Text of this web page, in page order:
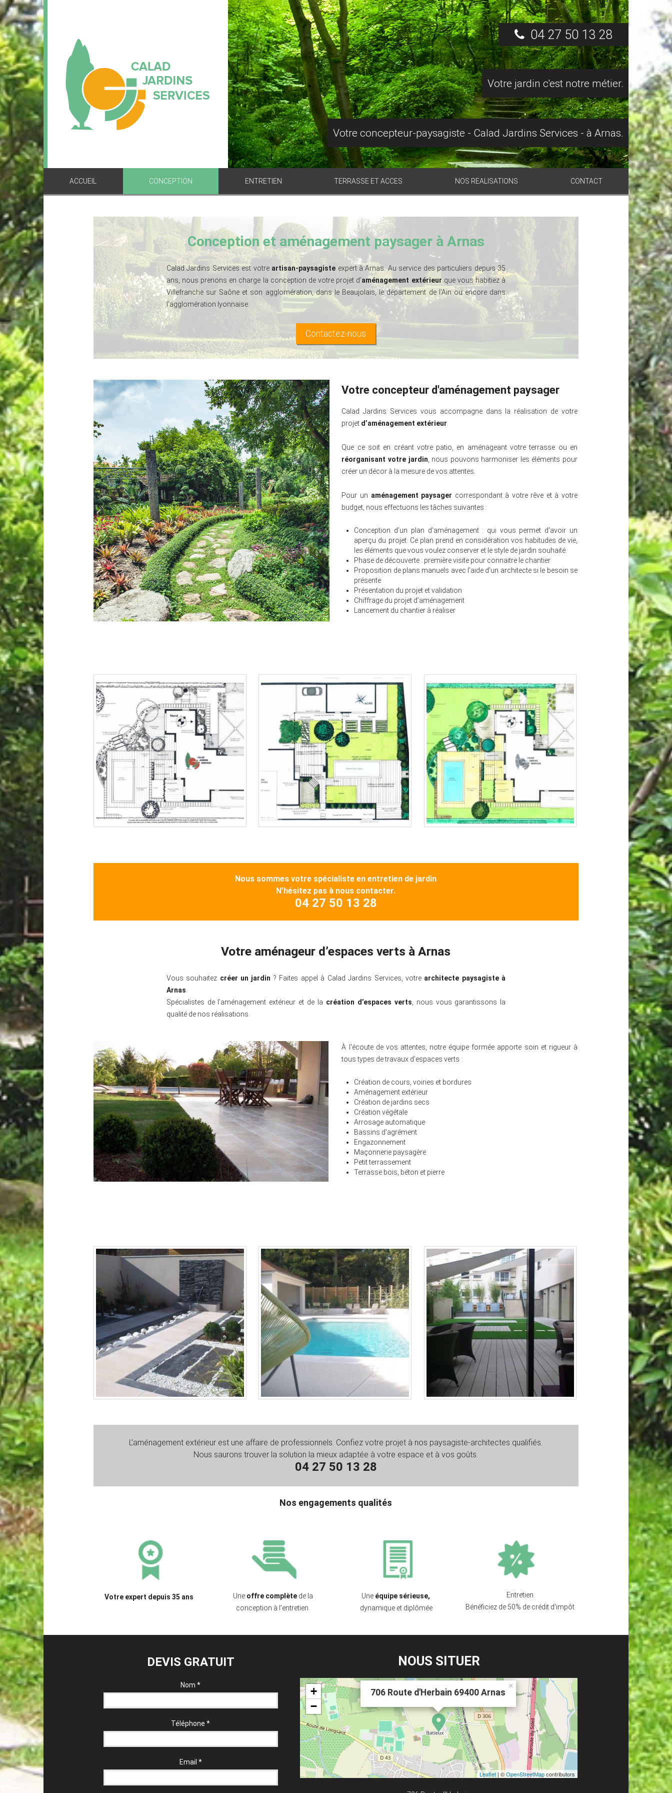
04 27 50 13 28
Votre jardin c'est notre métier.
Votre concepteur-paysagiste - Calad Jardins Services - à Arnas.
ACCUEIL CONCEPTION ENTRETIEN TERRASSE ET ACCES NOS REALISATIONS CONTACT
Conception et aménagement paysager à Arnas
Calad Jardins Services est votre artisan-paysagiste expert à Arnas. Au service des particuliers depuis 35
ans, nous prenons en charge la conception de votre projet d’aménagement extérieurque vous habitiez à
Villefranche sur Saône et son agglomération, dans le Beaujolais, le département de l'Ain ou encore dans
l'agglomération lyonnaise.
Contactez-nous
Votre concepteur d'aménagement paysager
Calad Jardins Services vous accompagne dans la réalisation de votre
projet d’aménagement extérieur
Que ce soit en créant votre patio, en aménageant votre terrasse ou en
réorganisant votre jardin , nous pouvons harmoniser les éléments pour
créer un décor à la mesure de vos attentes.
Pour un aménagement paysager correspondant à votre rêve et à votre
budget, nous effectuons les tâches suivantes :
Conception d’un plan d'aménagement : qui vous permet d'avoir un
aperçu du projet. Ce plan prend en considération vos habitudes de vie,
les éléments que vous voulez conserver et le style de jardin souhaité.
Phase de découverte : première visite pour connaitre le chantier
Proposition de plans manuels avec l’aide d’un architecte si le besoin se
présente
Présentation du projet et validation
Chiffrage du projet d’aménagement
Lancement du chantier à réaliser
Nous sommes votre spécialiste en entretien de jardin
N’hésitez pas à nous contacter.
04 27 50 13 28
Votre aménageur d’espaces verts à Arnas
Vous souhaitez créer un jardin ? Faites appel à Calad Jardins Services, votre architecte paysagiste à
Arnas.
Spécialistes de l’aménagement extérieur et de la création d’espaces verts, nous vous garantissons la
qualité de nos réalisations.
À l'écoute de vos attentes, notre équipe formée apporte soin et rigueur à
tous types de travaux d’espaces verts :
Création de cours, voiries et bordures
Aménagement extérieur
Création de jardins secs
Création végétale
Arrosage automatique
Bassins d'agrément
Engazonnement
Maçonnerie paysagère
Petit terrassement
Terrasse bois, béton et pierre
L’aménagement extérieur est une affaire de professionnels. Confiez votre projet à nos paysagiste-architectes qualifiés.
Nous saurons trouver la solution la mieux adaptée à votre espace et à vos goûts.
04 27 50 13 28
Nos engagements qualités
Votre expert depuis 35 ans Une offre complètede la
conception à l'entretien.
Une équipe sérieuse,
dynamique et diplômée
Entretien
Bénéficiez de 50% de crédit d'impôt
DEVIS GRATUIT
Nom*
Téléphone*
Email *
NOUS SITUER
706 Route d'Herbain 69400 Arnas
×
+
−
Leaflet| ©OpenStreetMapcontributors